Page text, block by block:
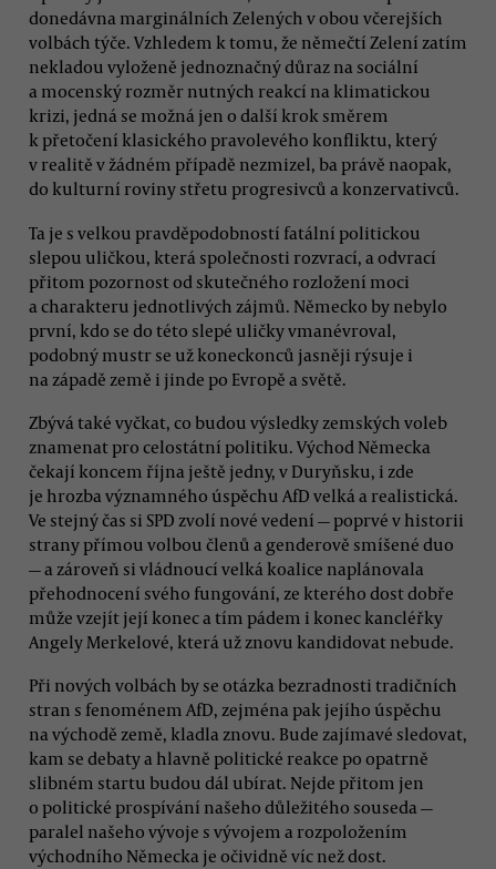
donedávna marginálních Zelených v obou včerejších
volbách týče. Vzhledem k tomu, že němečtí Zelení zatím
nekladou vyloženě jednoznačný důraz na sociální
a mocenský rozměr nutných reakcí na klimatickou
krizi, jedná se možná jen o další krok směrem
k přetočení klasického pravolevého konfliktu, který
v realitě v žádném případě nezmizel, ba právě naopak,
do kulturní roviny střetu progresivců a konzervativců.
Ta je s velkou pravděpodobností fatální politickou
slepou uličkou, která společnosti rozvrací, a odvrací
přitom pozornost od skutečného rozložení moci
a charakteru jednotlivých zájmů. Německo by nebylo
první, kdo se do této slepé uličky vmanévroval,
podobný mustr se už koneckonců jasněji rýsuje i
na západě země i jinde po Evropě a světě.
Zbývá také vyčkat, co budou výsledky zemských voleb
znamenat pro celostátní politiku. Východ Německa
čekají koncem října ještě jedny, v Duryňsku, i zde
je hrozba významného úspěchu AfD velká a realistická.
Ve stejný čas si SPD zvolí nové vedení — poprvé v historii
strany přímou volbou členů a genderově smíšené duo
— a zároveň si vládnoucí velká koalice naplánovala
přehodnocení svého fungování, ze kterého dost dobře
může vzejít její konec a tím pádem i konec kancléřky
Angely Merkelové, která už znovu kandidovat nebude.
Při nových volbách by se otázka bezradnosti tradičních
stran s fenoménem AfD, zejména pak jejího úspěchu
na východě země, kladla znovu. Bude zajímavé sledovat,
kam se debaty a hlavně politické reakce po opatrně
slibném startu budou dál ubírat. Nejde přitom jen
o politické prospívání našeho důležitého souseda —
paralel našeho vývoje s vývojem a rozpoložením
východního Německa je očividně víc než dost.